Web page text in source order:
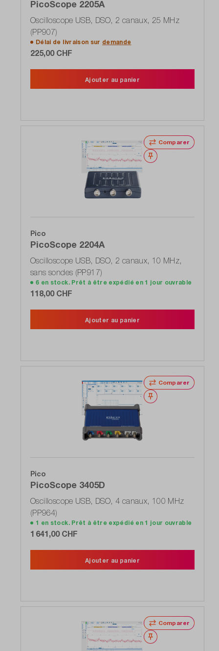
PicoScope 2205A
Oscilloscope USB, DSO, 2 canaux, 25 MHz
(PP907)
Délai de livraison sur demande
225,00 CHF
Ajouter au panier
Comparer
Noter
Pico
PicoScope 2204A
Oscilloscope USB, DSO, 2 canaux, 10 MHz,
sans sondes (PP917)
6 en stock. Prêt à être expédié en 1 jour ouvrable
118,00 CHF
Ajouter au panier
Comparer
Noter
Pico
PicoScope 3405D
Oscilloscope USB, DSO, 4 canaux, 100 MHz
(PP964)
1 en stock. Prêt à être expédié en 1 jour ouvrable
1 641,00 CHF
Ajouter au panier
Comparer
Noter